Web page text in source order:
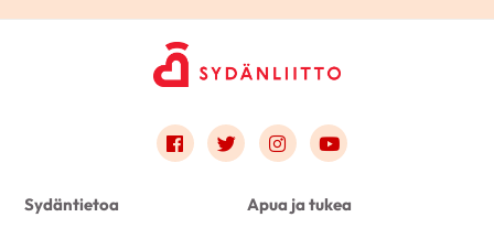
Link to facebook
Link to twitter
Link to instagram
Link to youtube
Sydäntietoa Apua ja tukea